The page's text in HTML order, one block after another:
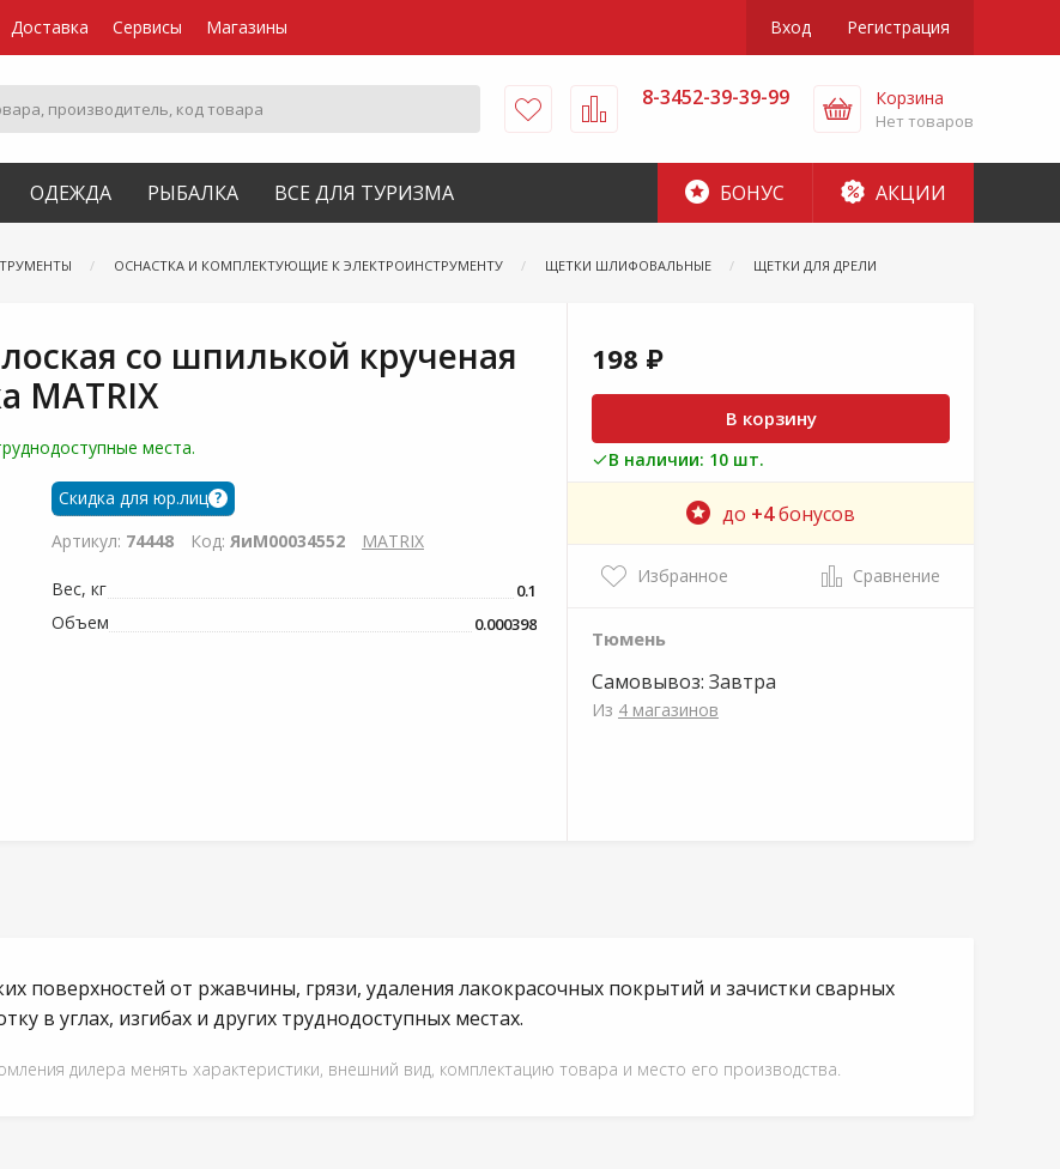
Доставка Сервисы Магазины Вход Регистрация
8-3452-39-39-99 Корзина
Нет товаров
ОДЕЖДА РЫБАЛКА ВСЕ ДЛЯ ТУРИЗМА БОНУС АКЦИИ
ОСНАСТКА И КОМПЛЕКТУЮЩИЕ К ЭЛЕКТРОИНСТРУМЕНТУ ЩЕТКИ ШЛИФОВАЛЬНЫЕ ЩЕТКИ ДЛЯ ДРЕЛИ
со шпилькой крученая
MATRIX
места.
Скидка для юр.лиц ?
Артикул: 74448 Код: ЯиМ00034552 MATRIX
Вес, кг 0.1
Объем 0.000398
198 ₽
В корзину
В наличии: 10 шт.
до +4бонусов
Избранное Сравнение
Тюмень
Самовывоз: Завтра
Из 4 магазинов
поверхностей от ржавчины, грязи, удаления лакокрасочных покрытий и зачистки сварных
в углах, изгибах и других труднодоступных местах.
дилера менять характеристики, внешний вид, комплектацию товара и место его производства.